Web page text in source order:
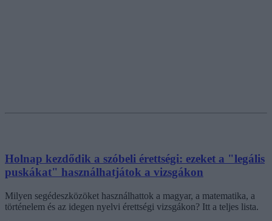
Holnap kezdődik a szóbeli érettségi: ezeket a "legális
puskákat" használhatjátok a vizsgákon
Milyen segédeszközöket használhattok a magyar, a matematika, a
történelem és az idegen nyelvi érettségi vizsgákon? Itt a teljes lista.